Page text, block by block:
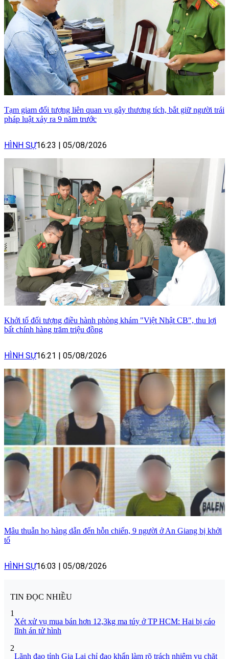
Tạm giam đối tượng liên quan vụ gây thương tích, bắt giữ người trái
pháp luật xảy ra 9 năm trước
HÌNH SỰ16:23 | 05/08/2026
Khởi tố đối tượng điều hành phòng khám "Việt Nhật CB", thu lợi
bất chính hàng trăm triệu đồng
HÌNH SỰ16:21 | 05/08/2026
Mâu thuẫn họ hàng dẫn đến hỗn chiến, 9 người ở An Giang bị khởi
tố
HÌNH SỰ16:03 | 05/08/2026
TIN ĐỌC NHIỀU
1
Xét xử vụ mua bán hơn 12,3kg ma túy ở TP HCM: Hai bị cáo
lĩnh án tử hình
2
Lãnh đạo tỉnh Gia Lai chỉ đạo khẩn làm rõ trách nhiệm vụ chặt